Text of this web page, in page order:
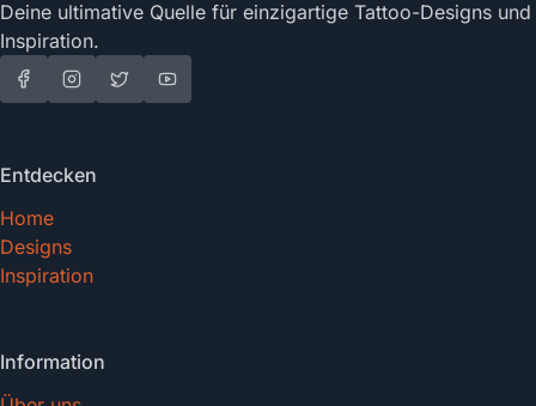
Deine ultimative Quelle für einzigartige Tattoo-Designs und
Inspiration.
Entdecken
Home
Designs
Inspiration
Information